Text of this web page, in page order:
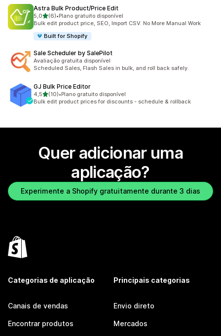
Astra Bulk Product/Price Edit
5,0de 5 estrelas
(6)
6 total de avaliações
•Plano gratuito disponível
Bulk edit product price, SEO, Import CSV. No More Manual Work
Built for Shopify
Sale Scheduler by SalePilot
Avaliação gratuita disponível
Scheduled Sales, Flash Sales in bulk, and roll back safely.
GJ Bulk Price Editor
4,5de 5 estrelas
(10)
10 total de avaliações
•Plano gratuito disponível
Bulk edit product prices for discounts - schedule & rollback
Quer adicionar uma
aplicação?
Experimente a Shopify gratuitamente durante 3 dias
Categorias de aplicação
Canais de vendas
Encontrar produtos
Principais categorias
Envio direto
Mercados